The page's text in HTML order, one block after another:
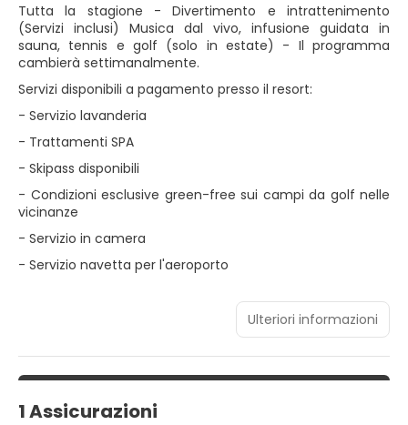
Tutta la stagione - Divertimento e intrattenimento
(Servizi inclusi) Musica dal vivo, infusione guidata in
sauna, tennis e golf (solo in estate) - Il programma
cambierà settimanalmente.
Servizi disponibili a pagamento presso il resort:
- Servizio lavanderia
- Trattamenti SPA
- Skipass disponibili
- Condizioni esclusive green-free sui campi da golf nelle
vicinanze
- Servizio in camera
- Servizio navetta per l'aeroporto
Ulteriori informazioni
1 Assicurazioni